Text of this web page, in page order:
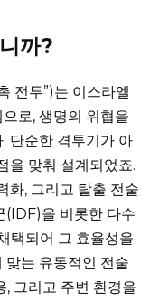
까?
로, 생명의 위협을
단순한 격투기가 아
을 맞춰 설계되었죠.
화, 그리고 탈출 전술
(IDF)을 비롯한 다수
택되어 그 효율성을
맞는 유동적인 전술
, 그리고 주변 환경을